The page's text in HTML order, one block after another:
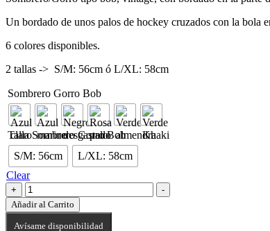
Un bordado de unos palos de hockey cruzados con la
6 colores disponibles.
2 tallas -> S/M: 56cm ó L/XL: 58cm
Sombrero Gorro Bob
Talla Sombrero Gorro Bob
S/M: 56cm
L/XL: 58cm
Clear
+
-
Añadir al Carrito
Avísame disponibilidad